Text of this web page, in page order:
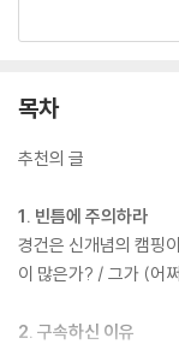
드시 고쳐야 한다고
룩한 소명으로 부르심
구체적으로 우리 삶 어
생활 속에서 어떻게 거
저자의 탁월함에 감탄
깊이 고민하게 될 것이
목차
추천의 글
1. 빈틈에 주의하라
경건은 신개념의 캠핑
이 많은가? / 그가 (어
2. 구속하신 이유